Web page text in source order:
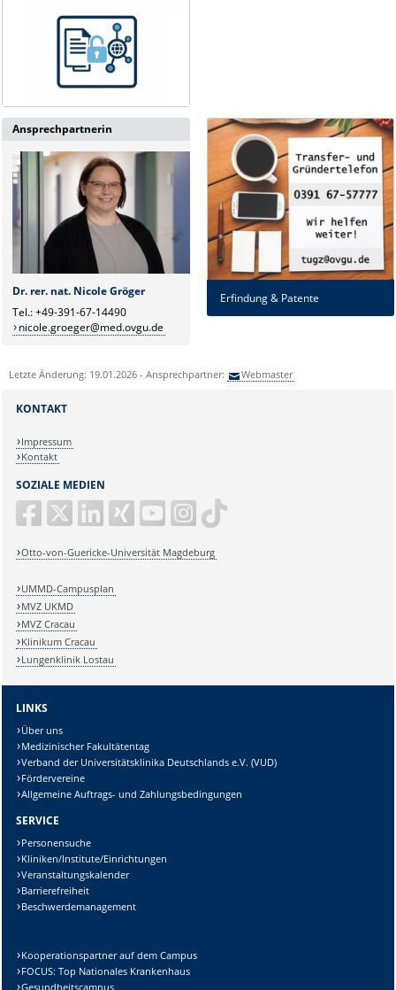
Erfindung & Patente
Ansprechpartnerin
Dr. rer. nat. Nicole Gröger
Tel.: +49-391-67-14490
nicole.groeger@med.ovgu.de
Letzte Änderung: 19.01.2026 - Ansprechpartner: Webmaster
SOZIALE MEDIEN
Otto-von-Guericke-Universität Magdeburg
KONTAKT
Impressum
Kontakt
UMMD-Campusplan
MVZ UKMD
MVZ Cracau
Klinikum Cracau
Lungenklinik Lostau
LINKS
Über uns
Medizinischer Fakultätentag
Verband der Universitätsklinika Deutschlands e.V. (VUD)
Fördervereine
Allgemeine Auftrags- und Zahlungsbedingungen
SERVICE
Personensuche
Kliniken/Institute/Einrichtungen
Veranstaltungskalender
Barrierefreiheit
Beschwerdemanagement
Kooperationspartner auf dem Campus
FOCUS: Top Nationales Krankenhaus
Gesundheitscampus